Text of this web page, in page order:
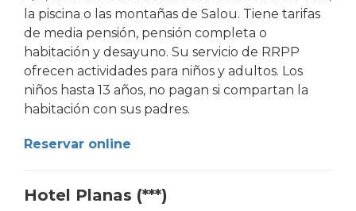
la piscina o las montañas de Salou. Tiene tarifas
de media pensión, pensión completa o
habitación y desayuno. Su servicio de RRPP
ofrecen actividades para niños y adultos. Los
niños hasta 13 años, no pagan si compartan la
habitación con sus padres.
Reservar online
Hotel Planas (***)